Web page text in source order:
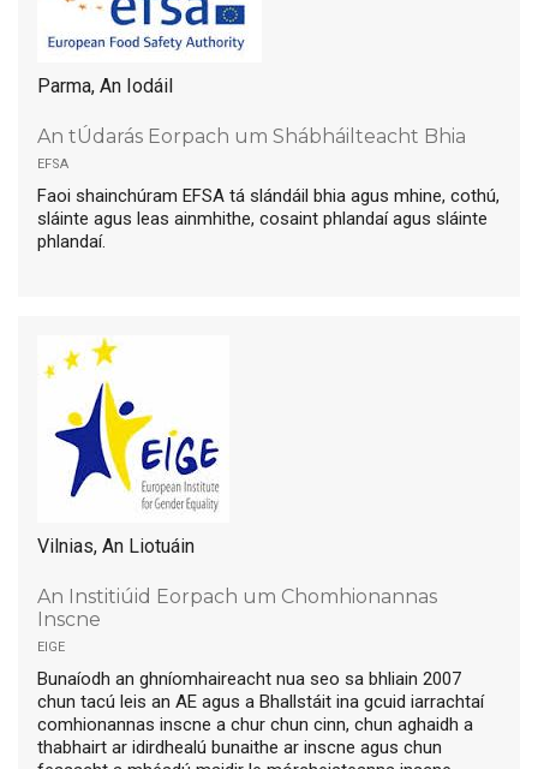
Parma, An Iodáil
An tÚdarás Eorpach um Shábháilteacht Bhia
efsa
Faoi shainchúram EFSA tá slándáil bhia agus mhine, cothú,
sláinte agus leas ainmhithe, cosaint phlandaí agus sláinte
phlandaí.
Vilnias, An Liotuáin
An Institiúid Eorpach um Chomhionannas
Inscne
eige
Bunaíodh an ghníomhaireacht nua seo sa bhliain 2007
chun tacú leis an AE agus a Bhallstáit ina gcuid iarrachtaí
comhionannas inscne a chur chun cinn, chun aghaidh a
thabhairt ar idirdhealú bunaithe ar inscne agus chun